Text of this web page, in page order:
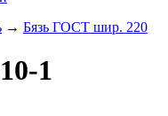
→ Бязь ГОСТ шир. 220
1